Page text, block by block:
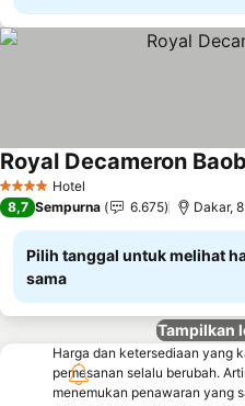
4 BintangHotel
Royal Decameron
8,7 Sempurna 6.675 Dakar,
Pilih tanggal untuk melihat
sama
Tampilkan
Harga dan ketersediaan yang
pemesanan selalu berubah.
menemukan penawaran yang